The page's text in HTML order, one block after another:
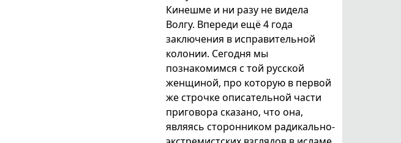
Кинешме и ни разу не видела
Волгу. Впереди ещё 4 года
заключения в исправительной
колонии. Сегодня мы
познакомимся с той русской
женщиной, про которую в первой
же строчке описательной части
приговора сказано, что она,
являясь сторонником радикально-